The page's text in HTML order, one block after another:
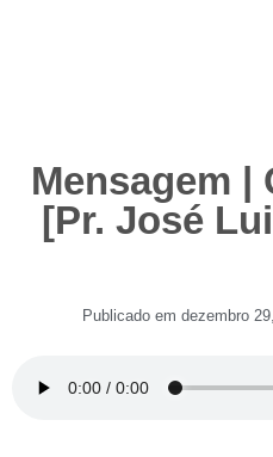
Mensagem |
[Pr. José
Publicado em dezembro